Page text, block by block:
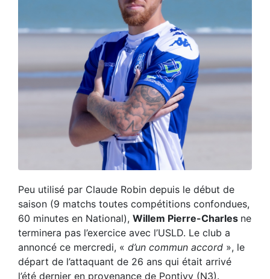
Peu utilisé par Claude Robin depuis le début de
saison (9 matchs toutes compétitions confondues,
60 minutes en National), Willem Pierre-Charles ne
terminera pas l’exercice avec l’USLD. Le club a
annoncé ce mercredi, « d’un commun accord », le
départ de l’attaquant de 26 ans qui était arrivé
l’été dernier en provenance de Pontivy (N3).